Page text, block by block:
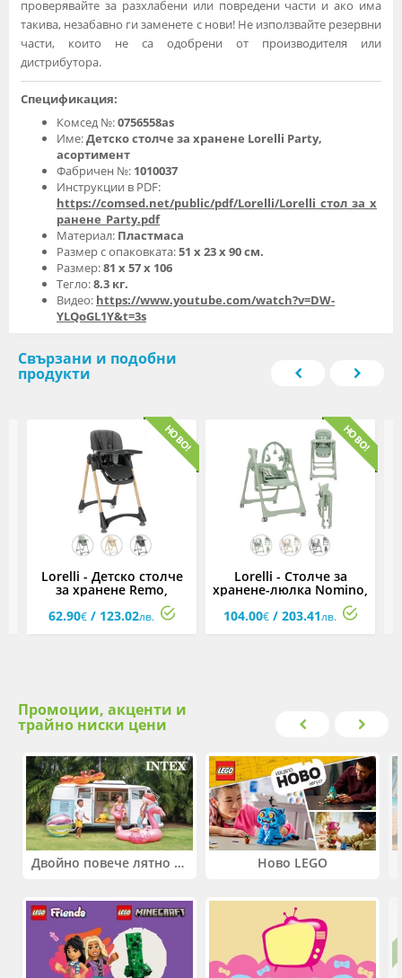
проверявайте за разхлабени или повредени части и ако има
такива, незабавно ги заменете с нови! Не използвайте резервни
части, които не са одобрени от производителя или
дистрибутора.
Спецификация:
Комсед №:0756558as
Име:Детско столче за хранене Lorelli Party,
асортимент
Фабричен №: 1010037
Инструкции в PDF:
https://comsed.net/public/pdf/Lorelli/Lorelli_стол_за_х
ранене_Party.pdf
Материал: Пластмаса
Размер с опаковката:51 х 23 х 90 см.
Размер:81 х 57 х 106
Тегло:8.3 кг.
Видео: https://www.youtube.com/watch?v=DW-
YLQoGL1Y&t=3s
Свързани и подобни
продукти
Lorelli - Детско столче
за хранене Remo,
62.90€/ 123.02лв.
Lorelli - Столче за
хранене-люлка Nomino,
104.00€/ 203.41лв.
Промоции, акценти и
трайно ниски цени
Двойно повече лятно забавление! Купи 2 продукта INTEX и вземи -33% Ново LEGO